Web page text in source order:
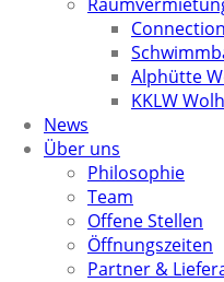
Alphütte
KKLW
News
Über uns
Philosophie
Team
Offene Stellen
Öffnungszeiten
Partner &